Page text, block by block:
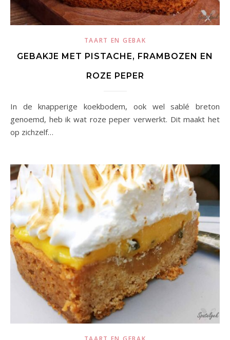
TAART EN GEBAK
GEBAKJE MET PISTACHE, FRAMBOZEN EN
ROZE PEPER
In de knapperige koekbodem, ook wel sablé breton
genoemd, heb ik wat roze peper verwerkt. Dit maakt het
op zichzelf…